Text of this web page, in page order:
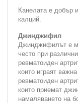
Канелата е добър
калций.
Джинджифил
Джинджифилът е
често при
ревматоиден
които играят
ревматоиден
които приемат
намаляването на